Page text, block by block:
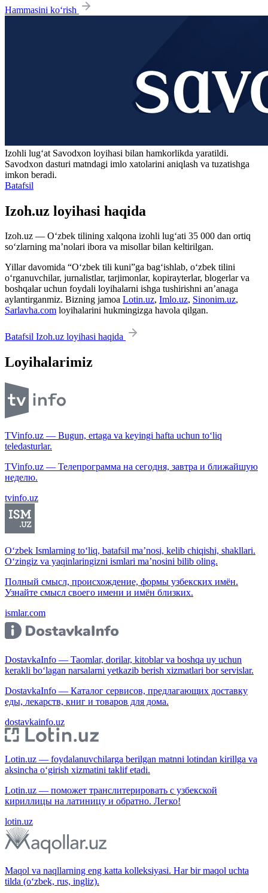
Hammasini ko‘rish
Izohli lugʻat Savodxon loyihasi bilan hamkorlikda yaratildi.
Savodxon dasturi matndagi imlo xatolarini aniqlash va tuzatishga
imkon beradi.
Batafsil
Izoh.uz loyihasi haqida
Izoh.uz — O‘zbek tilining xalqona izohli lug‘ati 35 000 dan ortiq
so‘zlarning ma’nolari ibora va misollar bilan keltirilgan.
Yillar davomida “O‘zbek tili kuni”ga bag‘ishlab, o‘zbek tilini
o‘rganuvchilar, jurnalistlar, tarjimonlar, kopirayterlar, blogerlar va
boshqalar uchun foydali loyihalarni ishga tushirishni an’anaga
aylantirganmiz. Bizning jamoa Lotin.uz, Imlo.uz, Sinonim.uz,
Sarlavha.com loyihalarini hukmingizga havola qilgan.
Batafsil Izoh.uz loyihasi haqida
Loyihalarimiz
TVinfo.uz — Bugun, ertaga va keyingi hafta uchun to‘liq
teledasturlar.
TVinfo.uz — Телепрограмма на сегодня, завтра и ближайшую
неделю.
tvinfo.uz
O‘zbek Ismlarning to‘liq, batafsil ma’nosi, kelib chiqishi, shakllari.
O‘zingiz va yaqinlaringizni ismlari ma’nosini bilib oling.
Полный смысл, происхождение, формы узбекских имён.
Узнайте смысл своего имени и имён близких.
ismlar.com
DostavkaInfo — Taomlar, dorilar, kitoblar va boshqa uy uchun
kerakli bo‘lagan narsalarni yetkazib berish xizmatlari bor servislar.
DostavkaInfo — Каталог сервисов, предлагающих доставку
еды, лекарств, книг и товаров для дома.
dostavkainfo.uz
Lotin.uz — foydalanuvchilarga berilgan matnni lotindan kirillga va
aksincha o‘girish xizmatini taklif etadi.
Lotin.uz — поможет транслитерировать с узбекской
кириллицы на латиницу и обратно. Легко!
lotin.uz
Maqol va naqllarning eng katta kolleksiyasi. Har bir maqol uchta
tilda (o‘zbek, rus, ingliz).